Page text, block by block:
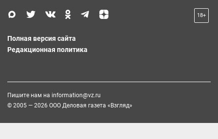
18+
Полная версия сайта
Редакционная политика
Пишите нам на information@vz.ru
© 2005 — 2026 ООО Деловая газета «Взгляд»